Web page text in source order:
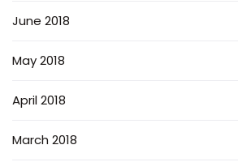
June 2018
May 2018
April 2018
March 2018